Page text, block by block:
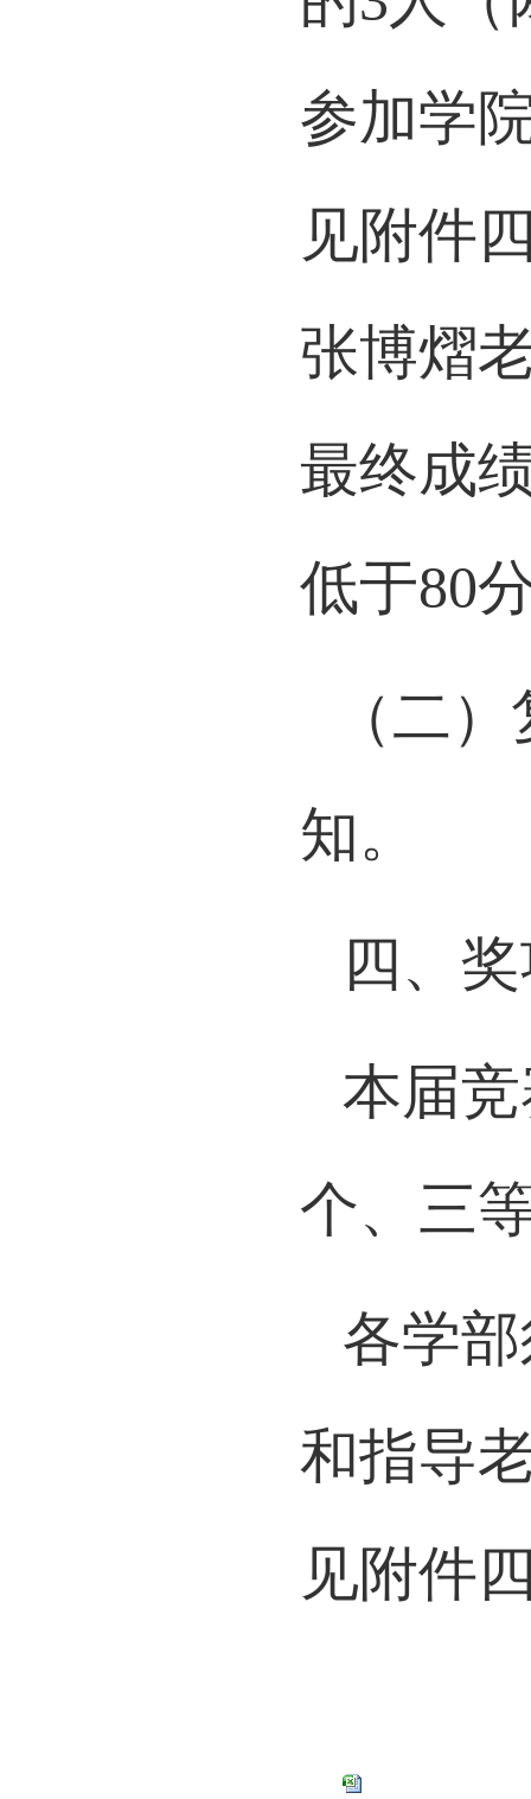
的3人
参加学
见附件
张博熠
最终成
低于80
（二
知。
四、
本届
个、三
各学部
和指导
见附件